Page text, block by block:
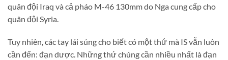
quân đội Iraq và cả pháo M-46 130mm do Nga cung cấp cho
quân đội Syria.
Tuy nhiên, các tay lái súng cho biết có một thứ mà IS vẫn luôn
cần đến: đạn dược. Những thứ chúng cần nhiều nhất là đạn